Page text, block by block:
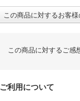
この商品に対するお客
この商品に対するご感
ご利用について